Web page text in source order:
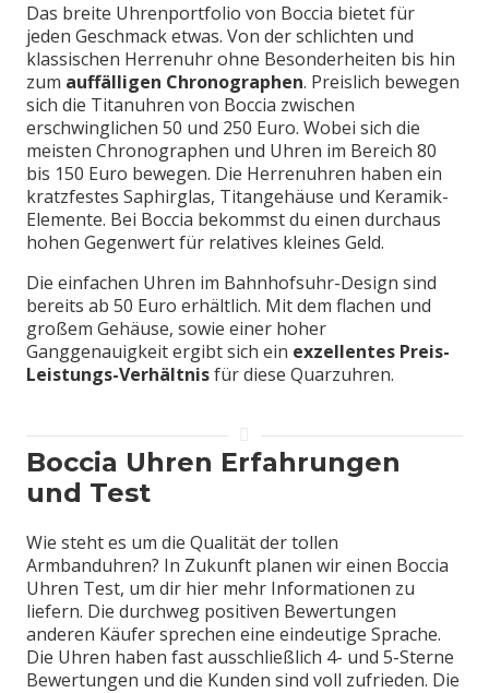
Das breite Uhrenportfolio von Boccia bietet für
jeden Geschmack etwas. Von der schlichten und
klassischen Herrenuhr ohne Besonderheiten bis hin
zum auffälligen Chronographen. Preislich bewegen
sich die Titanuhren von Boccia zwischen
erschwinglichen 50 und 250 Euro. Wobei sich die
meisten Chronographen und Uhren im Bereich 80
bis 150 Euro bewegen. Die Herrenuhren haben ein
kratzfestes Saphirglas, Titangehäuse und Keramik-
Elemente. Bei Boccia bekommst du einen durchaus
hohen Gegenwert für relatives kleines Geld.
Die einfachen Uhren im Bahnhofsuhr-Design sind
bereits ab 50 Euro erhältlich. Mit dem flachen und
großem Gehäuse, sowie einer hoher
Ganggenauigkeit ergibt sich ein exzellentes Preis-
Leistungs-Verhältnisfür diese Quarzuhren.
Boccia Uhren Erfahrungen
und Test
Wie steht es um die Qualität der tollen
Armbanduhren? In Zukunft planen wir einen Boccia
Uhren Test, um dir hier mehr Informationen zu
liefern. Die durchweg positiven Bewertungen
anderen Käufer sprechen eine eindeutige Sprache.
Die Uhren haben fast ausschließlich 4- und 5-Sterne
Bewertungen und die Kunden sind voll zufrieden. Die